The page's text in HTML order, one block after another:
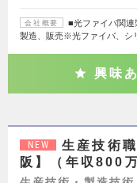
会社概要
■光ファイバ関連
製造、販売※光ファイバ、シ
興味
NEW
生産技術
阪】（年収800